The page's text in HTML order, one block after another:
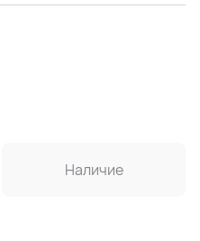
Наличие